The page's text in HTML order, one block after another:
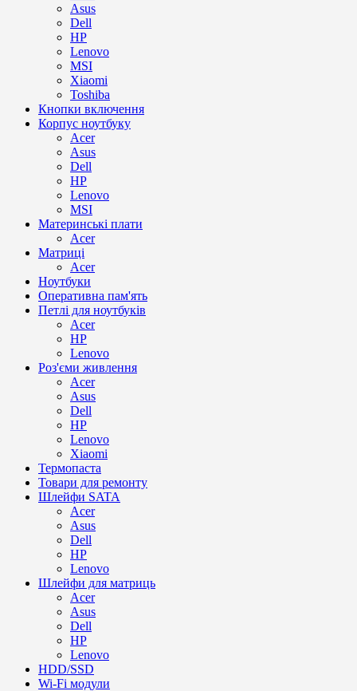
Asus
Dell
HP
Lenovo
MSI
Xiaomi
Toshiba
Кнопки включення
Корпус ноутбуку
Acer
Asus
Dell
HP
Lenovo
MSI
Материнські плати
Acer
Матриці
Acer
Ноутбуки
Оперативна пам'ять
Петлі для ноутбуків
Acer
HP
Lenovo
Роз'єми живлення
Acer
Asus
Dell
HP
Lenovo
Xiaomi
Термопаста
Товари для ремонту
Шлейфи SATA
Acer
Asus
Dell
HP
Lenovo
Шлейфи для матриць
Acer
Asus
Dell
HP
Lenovo
HDD/SSD
Wi-Fi модули